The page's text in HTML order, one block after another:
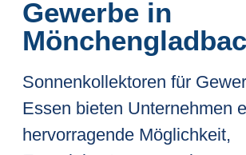
Gewerbe in
Sonnenkollektoren für
Essen bieten Unternehmen
hervorragende Möglichkeit,